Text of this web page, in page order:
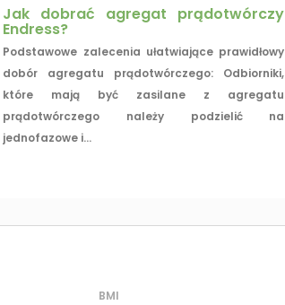
Jak dobrać agregat prądotwórczy
Endress?
Podstawowe zalecenia ułatwiające prawidłowy
dobór agregatu prądotwórczego: Odbiorniki,
które mają być zasilane z agregatu
prądotwórczego należy podzielić na
jednofazowe i...
BMI